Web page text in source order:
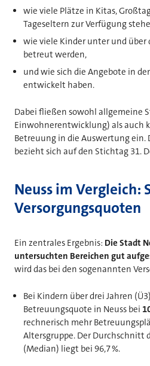
wie viele Plätze in Kitas,
Tageseltern zur Verfügung
wie viele Kinder unter und über
betreut werden,
und wie sich die Angebote in
entwickelt haben.
Dabei fließen sowohl allgemeine
Einwohnerentwicklung) als auch
Betreuung in die Auswertung ein.
bezieht sich auf den Stichtag 31.
Neuss im Vergleich:
Versorgungsquoten
Ein zentrales Ergebnis: Die Stadt
untersuchten Bereichen gut
wird das bei den sogenannten
Bei Kindern über drei Jahren
Betreuungsquote in Neuss bei
rechnerisch mehr
Altersgruppe. Der Durchschnitt
(Median) liegt bei 96,7 %.